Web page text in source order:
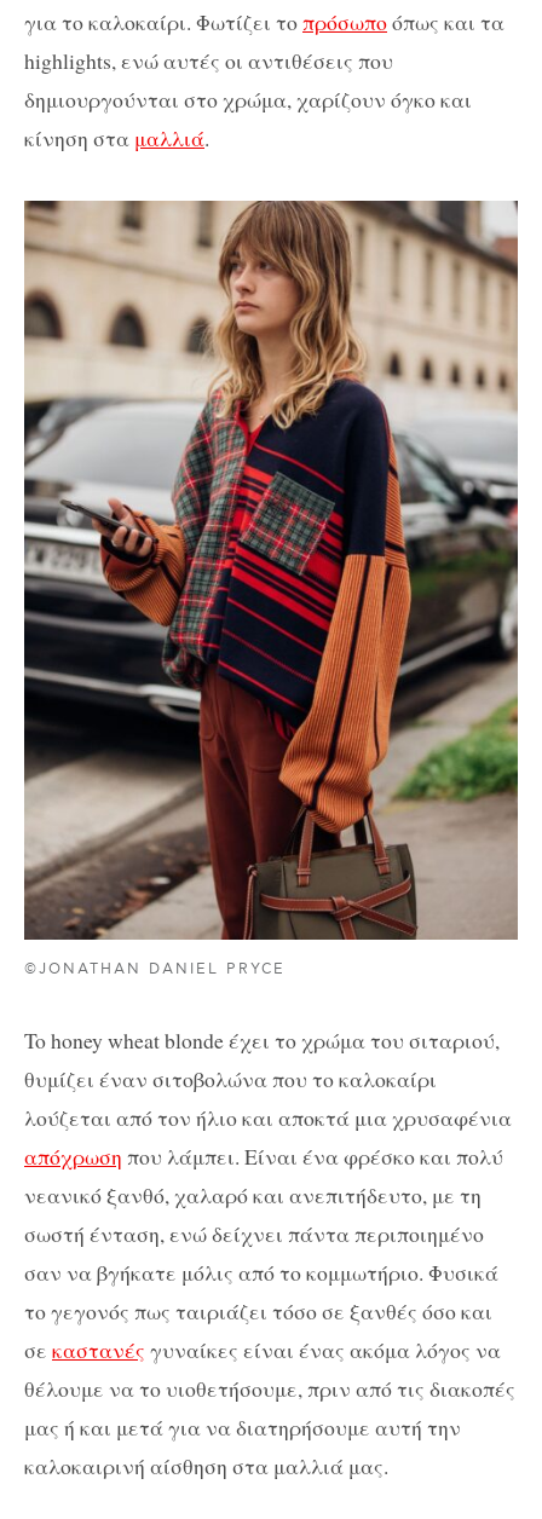
για το καλοκαίρι. Φωτίζει τοπρόσωποόπως και τα
highlights, ενώ αυτές οι αντιθέσεις που
δημιουργούνται στο χρώμα, χαρίζουν όγκο και
κίνηση στα μαλλιά.
©JONATHAN DANIEL PRYCE
To honey wheat blonde έχει το χρώμα του σιταριού,
θυμίζει έναν σιτοβολώνα που το καλοκαίρι
λούζεται από τον ήλιο και αποκτά μια χρυσαφένια
απόχρωση που λάμπει. Είναι ένα φρέσκο και πολύ
νεανικό ξανθό, χαλαρό και ανεπιτήδευτο, με τη
σωστή ένταση, ενώ δείχνει πάντα περιποιημένο
σαν να βγήκατε μόλις από το κομμωτήριο. Φυσικά
το γεγονός πως ταιριάζει τόσο σε ξανθές όσο και
σε καστανές γυναίκες είναι ένας ακόμα λόγος να
θέλουμε να το υιοθετήσουμε, πριν από τις διακοπές
μας ή και μετά για να διατηρήσουμε αυτή την
καλοκαιρινή αίσθηση στα μαλλιά μας.